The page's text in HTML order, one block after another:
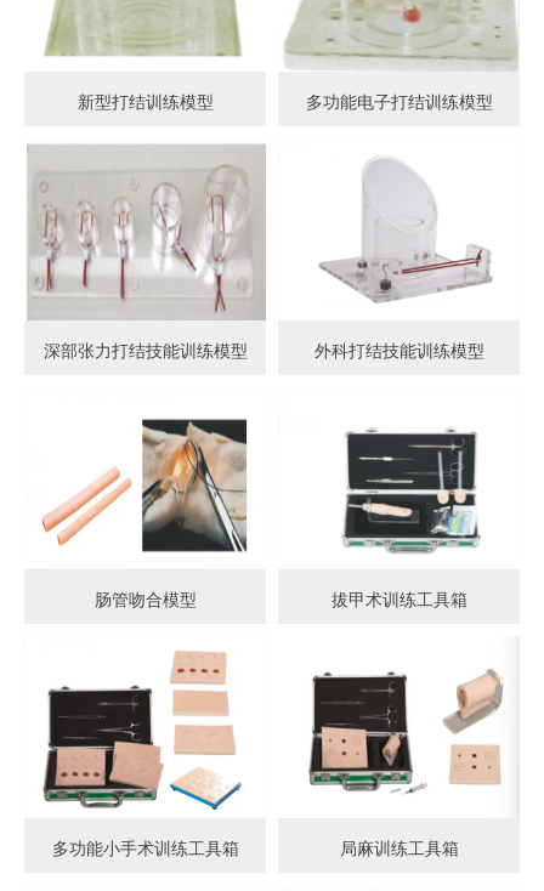
新型打结训练模型 多功能电子打结训练模型
深部张力打结技能训练模型 外科打结技能训练模型
肠管吻合模型 拔甲术训练工具箱
多功能小手术训练工具箱 局麻训练工具箱